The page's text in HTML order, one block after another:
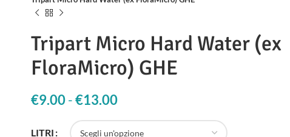
Tripart Micro Hard Water (ex
FloraMicro) GHE
€9.00-€13.00
LITRI